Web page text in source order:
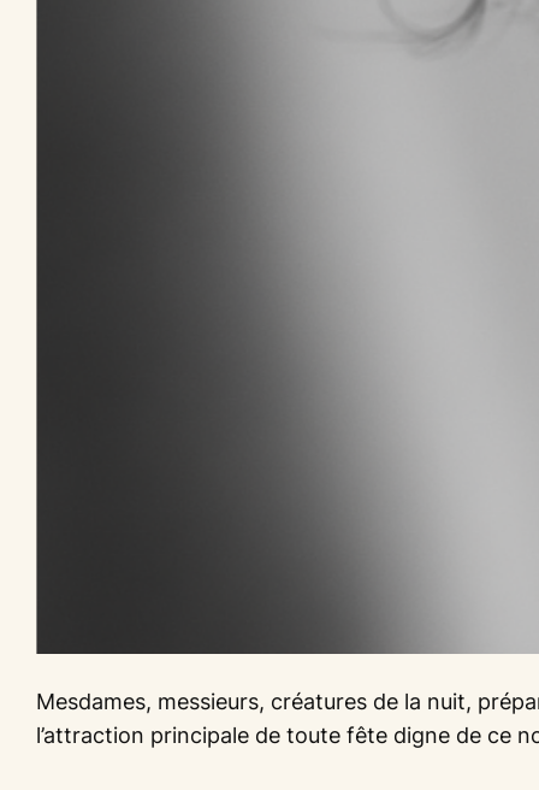
Mesdames, messieurs, créatures de la nuit,
l’attraction principale de toute fête digne de ce